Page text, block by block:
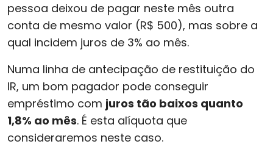
pessoa deixou de pagar neste mês outra
conta de mesmo valor (R$ 500), mas sobre a
qual incidem juros de 3% ao mês.
Numa linha de antecipação de restituição do
IR, um bom pagador pode conseguir
empréstimo com juros tão baixos quanto
1,8% ao mês. É esta alíquota que
consideraremos neste caso.